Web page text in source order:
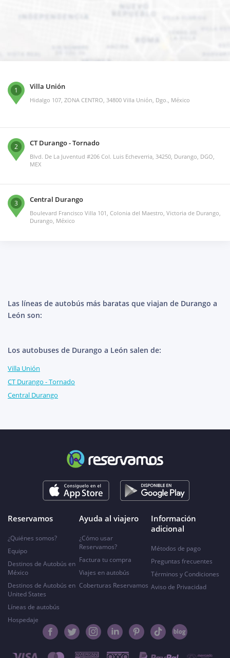
1 Villa Unión
Hidalgo 107, ZONA CENTRO, 34800 Villa Unión, Dgo., México
2 CT Durango - Tornado
Blvd. De La Juventud #206 Col. Luis Echeverria, 34250, Durango, DGO,
MEX
3 Central Durango
Boulevard Francisco Villa 101, Colonia del Maestro, Victoria de Durango,
Durango, México
Las líneas de autobús más baratas que viajan de Durango a
León son:
Los autobuses de Durango a León salen de:
Villa Unión
CT Durango - Tornado
Central Durango
Reservamos
¿Quiénes somos?
Equipo
Destinos de Autobús en
México
Destinos de Autobús en
United States
Líneas de autobús
Hospedaje
Ayuda al viajero
¿Cómo usar
Reservamos?
Factura tu compra
Viajes en autobús
Coberturas Reservamos
Información
adicional
Métodos de pago
Preguntas frecuentes
Términos y Condiciones
Aviso de Privacidad